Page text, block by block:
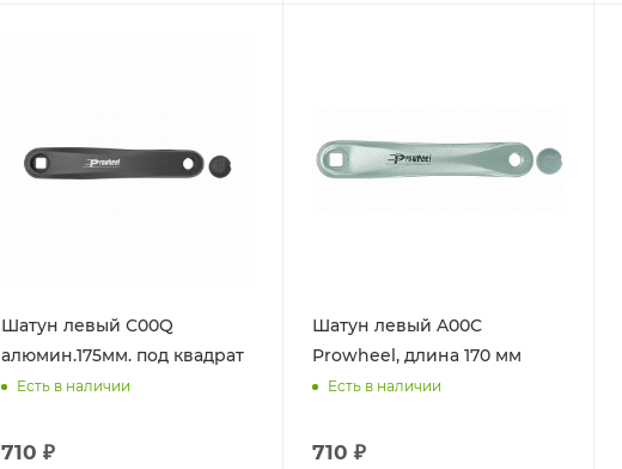
Шатун левый С00Q
алюмин.175мм. под квадрат
Есть в наличии
710 ₽
Шатун левый A00C
Prowheel, длина 170 мм
Есть в наличии
710 ₽